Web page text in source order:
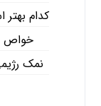
کدام
خواص
نمک